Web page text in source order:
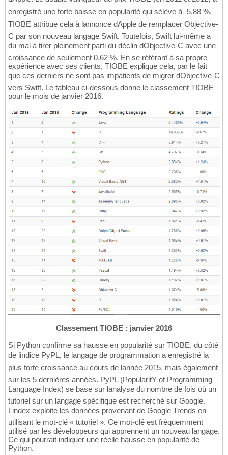
enregistré une forte baisse en popularité qui sélève à -5,88 %.
TIOBE attribue cela à lannonce dApple de remplacer Objective-
C par son nouveau langage Swift. Toutefois, Swift lui-même a
du mal à tirer pleinement parti du déclin dObjective-C avec une
croissance de seulement 0,62 %. En se référant à sa propre
expérience avec ses clients, TIOBE explique cela, par le fait
que ces derniers ne sont pas impatients de migrer dObjective-C
vers Swift. Le tableau ci-dessous donne le classement TIOBE
pour le mois de janvier 2016.
Classement TIOBE : janvier 2016
Si Python confirme sa hausse en popularité sur TIOBE, du côté
de lindice PyPL, le langage de programmation a enregistré la
plus forte croissance au cours de lannée 2015, mais également
sur les 5 dernières années. PyPL (PopularitY of Programming
Language Index) se base sur lanalyse du nombre de fois où un
tutoriel sur un langage spécifique est recherché sur Google.
Lindex exploite les données provenant de Google Trends en
utilisant le mot-clé « tutoriel ». Ce mot-clé est fréquemment
utilisé par les développeurs qui apprennent un nouveau langage.
Ce qui pourrait indiquer une réelle hausse en popularité de
Python.